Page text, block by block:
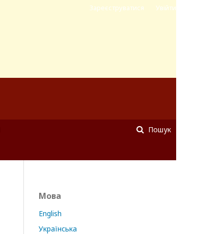
Пошук
Зареєструватися Увійти
Мова
English
Українська